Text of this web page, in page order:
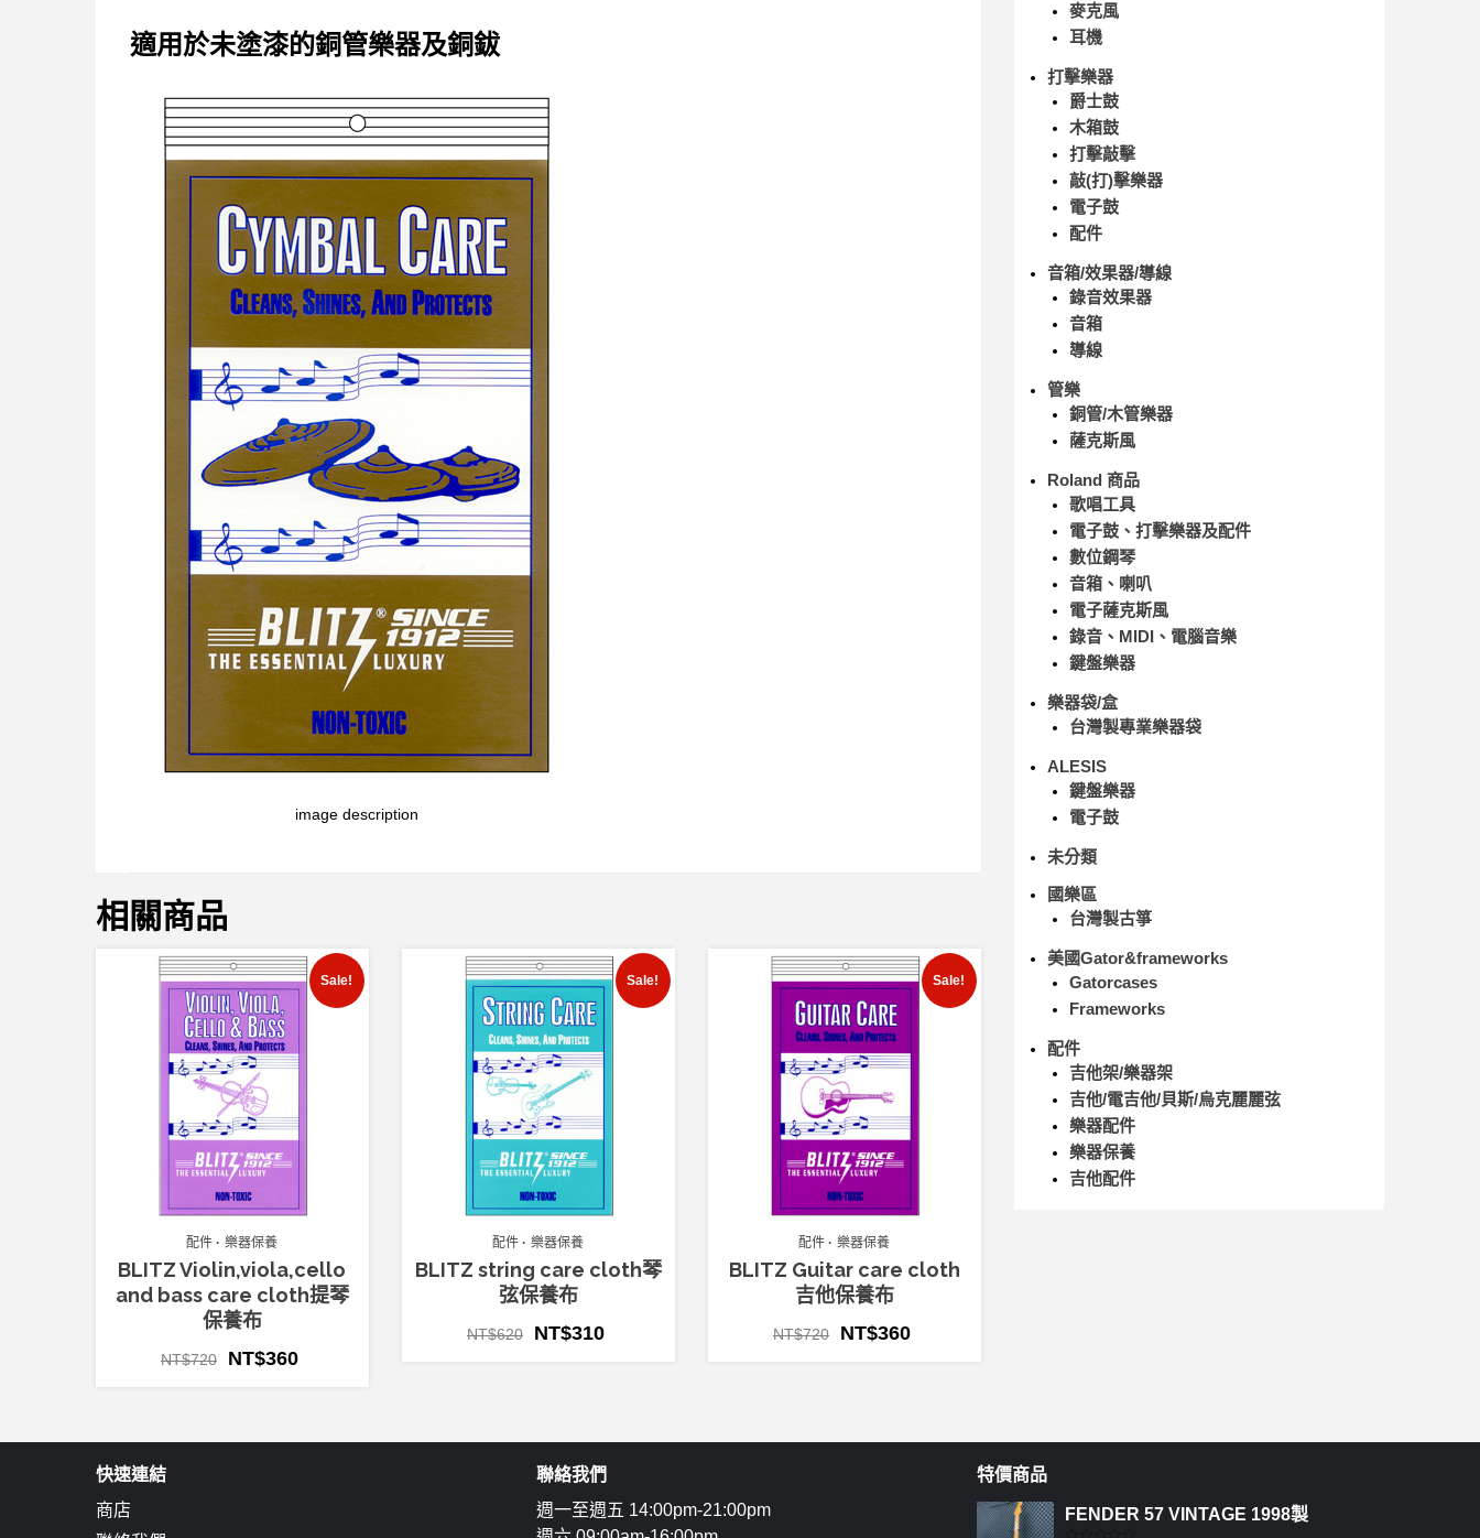
適用於未塗漆的銅管樂器及銅鈸
image description
相關商品
Sale!
配件 樂器保養
BLITZ Violin,viola,cello
and bass care cloth提琴
保養布
NT$720 NT$360
Sale!
配件 樂器保養
BLITZ string care cloth琴
弦保養布
NT$620 NT$310
Sale!
配件 樂器保養
BLITZ Guitar care cloth
吉他保養布
NT$720 NT$360
麥克風
耳機
打擊樂器
爵士鼓
木箱鼓
打擊敲擊
敲(打)擊樂器
電子鼓
配件
音箱/效果器/導線
錄音效果器
音箱
導線
管樂
銅管/木管樂器
薩克斯風
Roland 商品
歌唱工具
電子鼓、打擊樂器及配件
數位鋼琴
音箱、喇叭
電子薩克斯風
錄音、MIDI、電腦音樂
鍵盤樂器
樂器袋/盒
台灣製專業樂器袋
ALESIS
鍵盤樂器
電子鼓
未分類
國樂區
台灣製古箏
美國Gator&frameworks
Gatorcases
Frameworks
配件
吉他架/樂器架
吉他/電吉他/貝斯/烏克麗麗弦
樂器配件
樂器保養
吉他配件
快速連結
商店
聯絡我們
週一至週五 14:00pm-21:00pm
特價商品
FENDER 57 VINTAGE 1998製